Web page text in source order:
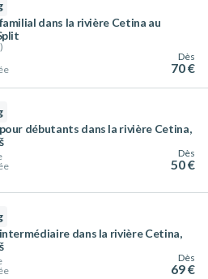
dans la rivière Cetina au
)
Dès
70 €
débutants dans la rivière Cetina,
Dès
50 €
dans la rivière Cetina,
Dès
69 €